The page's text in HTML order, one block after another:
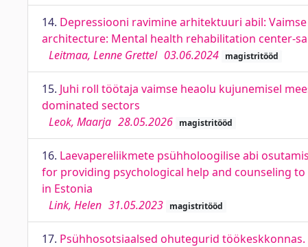
14. Depressiooni ravimine arhitektuuri abil:
architecture: Mental health rehabilitation center-
Leitmaa, Lenne Grettel 03.06.2024 magistritööd
15. Juhi roll töötaja vaimse heaolu kujunemisel
dominated sectors
Leok, Maarja 28.05.2026 magistritööd
16. Laevapereliikmete psühholoogilise abi
for providing psychological help and counseling
in Estonia
Link, Helen 31.05.2023 magistritööd
17. Psühhosotsiaalsed ohutegurid